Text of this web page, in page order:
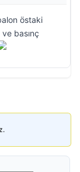
östaki
ve basınç